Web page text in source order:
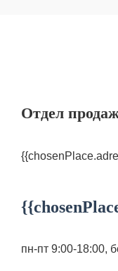
Отдел
пн-пт 9:00-18:00,